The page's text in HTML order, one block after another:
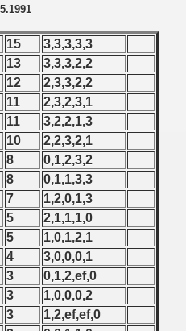
15
3,3,3,3,3
13
3,3,3,2,2
12
2,3,3,2,2
11
2,3,2,3,1
11
3,2,2,1,3
10
2,2,3,2,1
8
0,1,2,3,2
8
0,1,1,3,3
7
1,2,0,1,3
5
2,1,1,1,0
5
1,0,1,2,1
4
3,0,0,0,1
3
0,1,2,ef,0
3
1,0,0,0,2
3
1,2,ef,ef,0